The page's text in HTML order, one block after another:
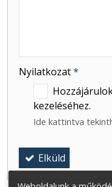
Nyilatkozat*
kezeléséhez.
Ide kattintva
Elküld